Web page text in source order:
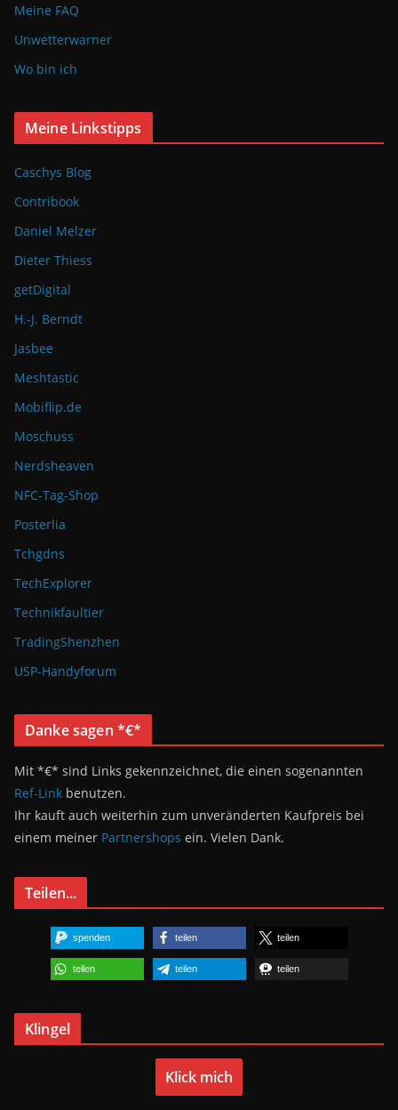
Meine FAQ
Unwetterwarner
Wo bin ich
Meine Linkstipps
Caschys Blog
Contribook
Daniel Melzer
Dieter Thiess
getDigital
H.-J. Berndt
Jasbee
Meshtastic
Mobiflip.de
Moschuss
Nerdsheaven
NFC-Tag-Shop
Posterlia
Tchgdns
TechExplorer
Technikfaultier
TradingShenzhen
USP-Handyforum
Danke sagen *€*
Mit *€* sind Links gekennzeichnet, die einen sogenannten
Ref-Link benutzen.
Ihr kauft auch weiterhin zum unveränderten Kaufpreis bei
einem meiner Partnershops ein. Vielen Dank.
Teilen...
spenden teilen teilen
teilen teilen teilen
Klingel
Klick mich